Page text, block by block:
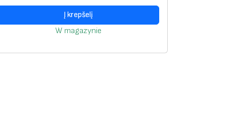
Į krepšelį
W magazynie